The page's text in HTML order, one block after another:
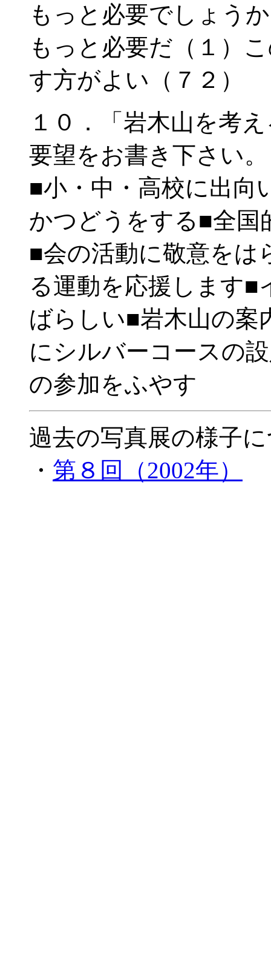
もっと必要でしょう
もっと必要だ（１）
す方がよい（７２）
１０．「岩木山を考
要望をお書き下さい。
■小・中・高校に出向
かつどうをする■全国
■会の活動に敬意をは
る運動を応援します■
ばらしい■岩木山の案
にシルバーコースの
の参加をふやす
過去の写真展の様子
・ 第８回（2002年）